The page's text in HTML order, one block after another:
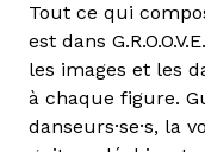
Tout ce qui
est dans
les images et les
à chaque figure.
danseurs·se·s, la